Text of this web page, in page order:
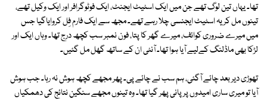
تھا۔ یہاں تین لوگ تھے جن میں ایک اسٹیٹ ایجنٹ، ایک فوٹوگرافر اور ایک وکیل تھے،
تینوں مل کر یہ اسٹیٹ ایجنسی چلا رہے تھے۔ مجھ سے ایک فارم فِل کروایاگیا جس
میں میرے ضروری کوائف، میرے گھر کا پتا، فون نمبر سب کچھ درج تھا۔ وہاں ایک اور
لڑکا بھی ماڈلنگ کےلیے آیا ہوا تھا۔ آنٹی ان کے ساتھ گھل مل گئیں۔
تھوڑی دیر بعد چائے آگئی، ہم سب نے چائے پی۔ پھر مجھے کچھ ہوش نہ رہا۔ جب ہوش
آیا تو میری ساری امیدوں پر پانی پھر گیا تھا۔ وہ تینوں مجھے سنگین نتائج کی دھمکیاں